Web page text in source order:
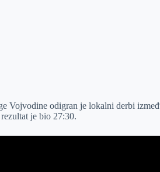
Vojvodine odigran je lokalni derbi
je bio 27:30.